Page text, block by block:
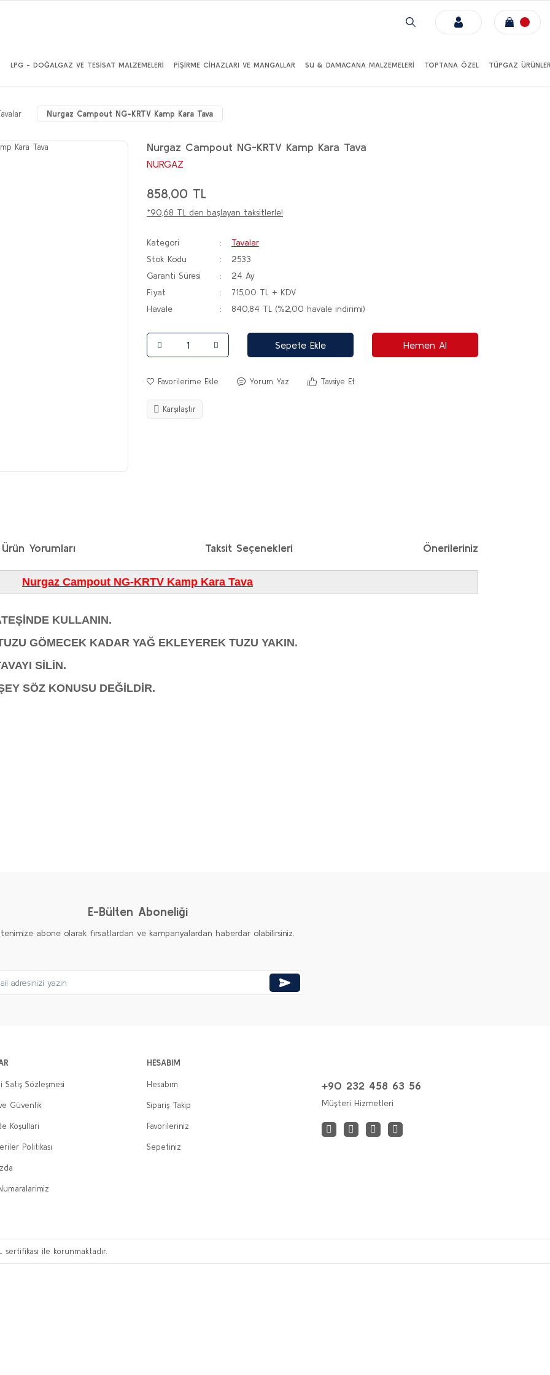
LPG - DOĞALGAZ VE TESİSAT MALZEMELERİ PİŞİRME CİHAZLARI VE MANGALLAR SU & DAMACANA MALZEMELERİ TOPTANA ÖZEL TÜPGAZ
Nurgaz Campout NG-KRTV Kamp Kara Tava
Nurgaz Campout NG-KRTV Kamp Kara Tava
NURGAZ
858,00 TL
*90,68 TL den başlayan taksitlerle!
Kategori
Tavalar
Stok Kodu
2533
Garanti Süresi
24 Ay
Fiyat
715,00 TL + KDV
Havale
840,84 TL (%2,00 havale indirimi)
Sepete Ekle Hemen Al
Yorum Yaz Tavsiye Et
Karşılaştır
Ürün Yorumları Taksit Seçenekleri Önerileriniz
Nurgaz Campout NG-KRTV Kamp Kara Tava
KULLANIN.
GÖMECEK KADAR YAĞ EKLEYEREK TUZU YAKIN.
SİLİN.
SÖZ KONUSU DEĞİLDİR.
E-Bülten Aboneliği
abone olarak fırsatlardan ve kampanyalardan haberdar olabilirsiniz.
Satış Sözleşmesi
Güvenlik
Koşullari
Politikası
HESABIM
Hesabım
Sipariş Takip
Favorileriniz
Sepetiniz
+90 232 458 63 56
Müşteri Hizmetleri
sertifikası ile korunmaktadır.